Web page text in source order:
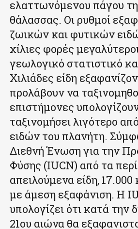
ελαττωνόμενου πάγου
θάλασσας. Οι ρυθμοί
ζωικών και φυτικών
χίλιες φορές
γεωλογικό στατιστικό
Χιλιάδες είδη
προλάβουν να
επιστήμονες
ταξινομήσει λιγότερο
ειδών του πλανήτη.
Διεθνή Ένωση για την
Φύσης (IUCN) από τα
απειλούμενα είδη,
με άμεση εξαφάνιση. Η
υπολογίζει ότι κατά την
21ου αιώνα θα